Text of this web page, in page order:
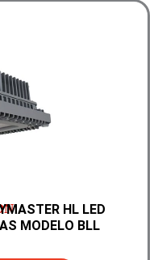
HL LED
MODELO BLL